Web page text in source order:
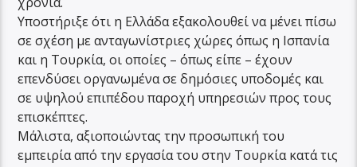
Υποστήριξε ότι η Ελλάδα εξακολουθεί να μένει πίσω
σε σχέση με ανταγωνίστριες χώρες όπως η Ισπανία
και η Τουρκία, οι οποίες – όπως είπε – έχουν
επενδύσει οργανωμένα σε δημόσιες υποδομές και
σε υψηλού επιπέδου παροχή υπηρεσιών προς τους
επισκέπτες.
Μάλιστα, αξιοποιώντας την προσωπική του
εμπειρία από την εργασία του στην Τουρκία κατά τις